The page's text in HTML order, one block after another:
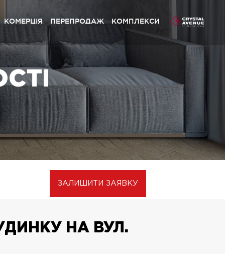
КОМЕРЦІЯ ПЕРЕПРОДАЖ КОМПЛЕКСИ
Grand» Софіївська Борщагівка
Avenue» Петропавлівська Борщагівка
Петропавлівська Борщагівка
Софіївська Борщагівка
Львів
ЗАЛИШИТИ ЗАЯВКУ
НА ВУЛ.